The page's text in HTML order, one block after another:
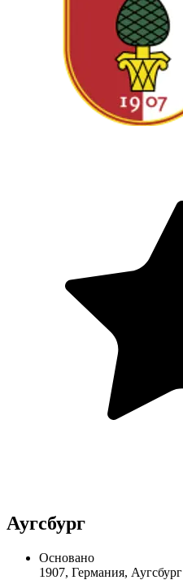
Аугсбург
Основано
1907, Германия, Аугсбург